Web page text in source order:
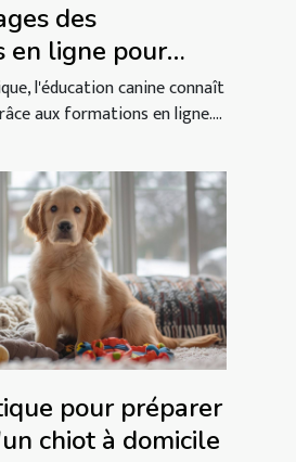
des
en ligne pour
canine
l'éducation canine connaît
aux formations en ligne....
pour préparer
chiot à domicile